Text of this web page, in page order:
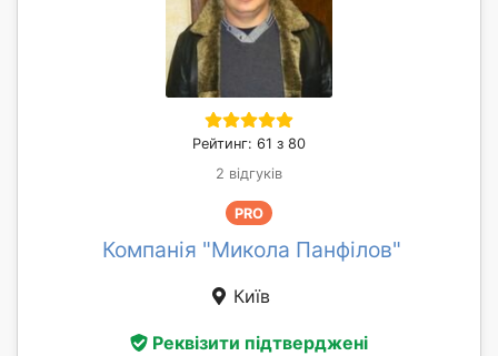
Рейтинг: 61 з 80
2 відгуків
PRO
Компанія "Микола Панфілов"
Київ
Реквізити підтверджені